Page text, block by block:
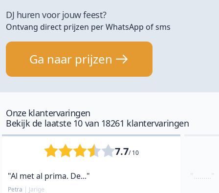
DJ huren voor jouw feest?
Ontvang direct prijzen per WhatsApp of sms
Ga naar prijzen
Onze klantervaringen
Bekijk de laatste 10 van 18261 klantervaringen
7.7/ 10
"Al met al prima. De..."
Petra | Jarige
"........."